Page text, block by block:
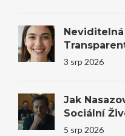
Úsměvy I
3 srp 2026
Jak
Sociální
5 srp 2026